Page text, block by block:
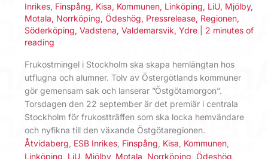
Inrikes, Finspång, Kisa, Kommunen, Linköping, LiU, Mjölby,
Motala, Norrköping, Ödeshög, Pressrelease, Regionen,
Söderköping, Vadstena, Valdemarsvik, Ydre
2 minutes of
reading
Frukostmingel i Stockholm ska skapa hemlängtan hos
utflugna och alumner. Tolv av Östergötlands kommuner
gör gemensam sak och lanserar ”Östgötamorgon”.
Torsdagen den 22 september är det premiär i centrala
Stockholm för frukostträffen som ska locka hemvändare
och nyfikna till den växande Östgötaregionen.
Åtvidaberg, ESB Inrikes, Finspång, Kisa, Kommunen,
Linköping LiU Mjölby, Motala Norrköping Ödeshög